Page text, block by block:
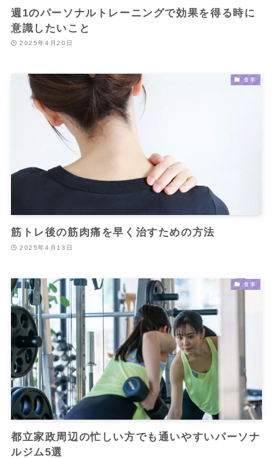
週1のパーソナルトレーニングで効果を得る時に
意識したいこと
2025年4月20日
食事
筋トレ後の筋肉痛を早く治すための方法
2025年4月13日
食事
都立家政周辺の忙しい方でも通いやすいパーソナ
ルジム5選